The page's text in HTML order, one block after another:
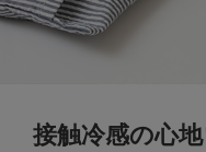
接触冷感の心